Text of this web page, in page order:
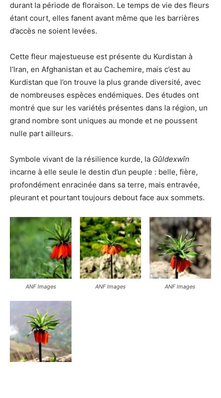
durant la période de floraison. Le temps de vie des fleurs
étant court, elles fanent avant même que les barrières
d’accès ne soient levées.
Cette fleur majestueuse est présente du Kurdistan à
l’Iran, en Afghanistan et au Cachemire, mais c’est au
Kurdistan que l’on trouve la plus grande diversité, avec
de nombreuses espèces endémiques. Des études ont
montré que sur les variétés présentes dans la région, un
grand nombre sont uniques au monde et ne poussent
nulle part ailleurs.
Symbole vivant de la résilience kurde, la Gûldexwîn
incarne à elle seule le destin d’un peuple : belle, fière,
profondément enracinée dans sa terre, mais entravée,
pleurant et pourtant toujours debout face aux sommets.
ANF Images ANF Images ANF Images